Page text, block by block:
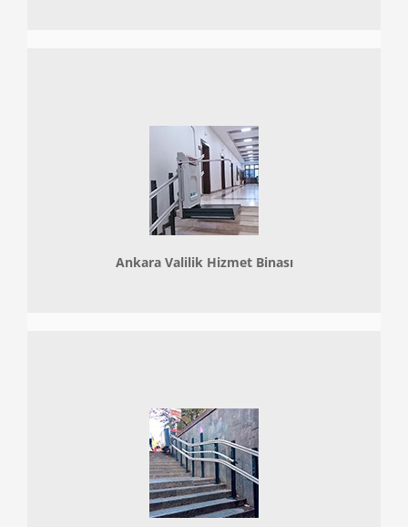
Ankara Valilik Hizmet Binası